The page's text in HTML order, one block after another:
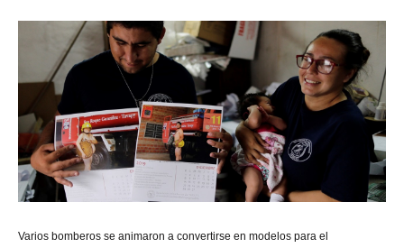
Varios bomberos se animaron a convertirse en modelos para el